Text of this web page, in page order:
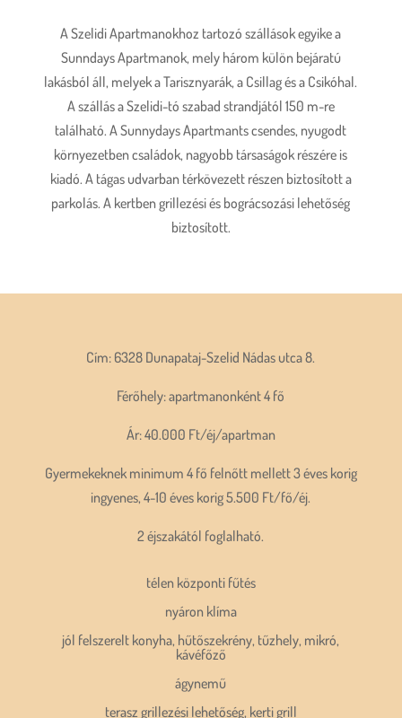
A Szelidi Apartmanokhoz tartozó szállások egyike a
Sunndays Apartmanok, mely három külön bejáratú
lakásból áll, melyek a Tarisznyarák, a Csillag és a Csikóhal.
A szállás a Szelidi-tó szabad strandjától 150 m-re
található. A Sunnydays Apartmants csendes, nyugodt
környezetben családok, nagyobb társaságok részére is
kiadó. A tágas udvarban térkövezett részen biztosított a
parkolás. A kertben grillezési és bográcsozási lehetőség
biztosított.
Cím: 6328 Dunapataj-Szelid Nádas utca 8.
Férőhely: apartmanonként 4 fő
Ár: 40.000 Ft/éj/apartman
Gyermekeknek minimum 4 fő felnőtt mellett 3 éves korig
ingyenes, 4-10 éves korig 5.500 Ft/fő/éj.
2 éjszakától foglalható.
télen központi fűtés
nyáron klíma
jól felszerelt konyha, hűtőszekrény, tűzhely, mikró,
kávéfőző
ágynemű
terasz grillezési lehetőség, kerti grill